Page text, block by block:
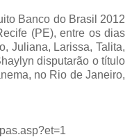
Banco do Brasil 2012
(PE), entre os dias
Juliana, Larissa, Talita,
disputarão o título
no Rio de Janeiro,